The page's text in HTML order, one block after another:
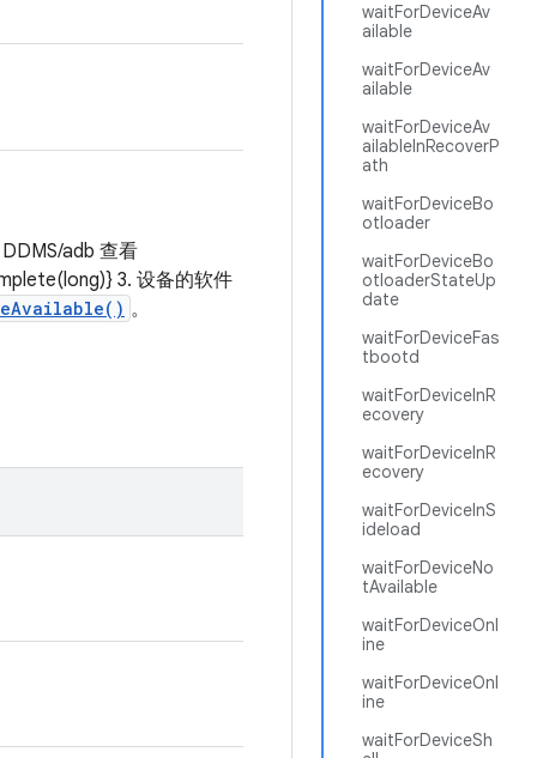
waitForDeviceAv
ailable
waitForDeviceAv
ailable
waitForDeviceAv
ailableInRecoverP
ath
waitForDeviceBo
otloader
waitForDeviceBo
otloaderStateUp
date
waitForDeviceFas
tbootd
waitForDeviceInR
ecovery
waitForDeviceInR
ecovery
waitForDeviceInS
ideload
waitForDeviceNo
tAvailable
waitForDeviceOnl
ine
waitForDeviceOnl
ine
waitForDeviceSh
adb 查看
3. 设备的软件
。